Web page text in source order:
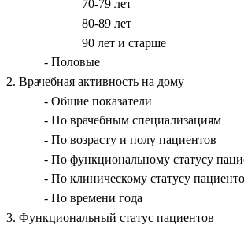
70-79 лет
80-89 лет
90 лет и старше
- Половые
2. Врачебная активность на дому
- Общие показатели
- По врачебным специализациям
- По возрасту и полу пациентов
- По функциональному статусу
- По клиническому статусу
- По времени года
3. Функциональный статус пациентов